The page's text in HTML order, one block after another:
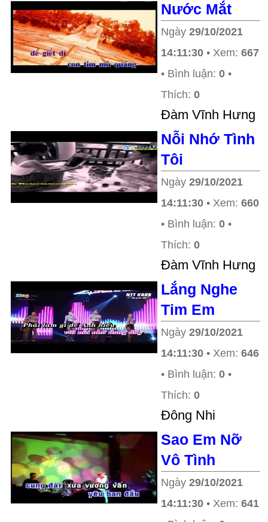
Nước Mắt
Ngày 29/10/2021
14:11:30 • Xem: 667
• Bình luận: 0 •
Thích: 0
Ðàm Vĩnh Hưng
Nỗi Nhớ Tình
Tôi
Ngày 29/10/2021
14:11:30 • Xem: 660
• Bình luận: 0 •
Thích: 0
Ðàm Vĩnh Hưng
Lắng Nghe
Tim Em
Ngày 29/10/2021
14:11:30 • Xem: 646
• Bình luận: 0 •
Thích: 0
Đông Nhi
Sao Em Nỡ
Vô Tình
Ngày 29/10/2021
14:11:30 • Xem: 641